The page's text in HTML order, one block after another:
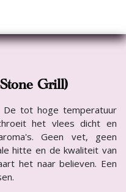
Grill)
De tot hoge temperatuur
het vlees dicht en
Geen vet, geen
hitte en de kwaliteit van
het naar believen. Een